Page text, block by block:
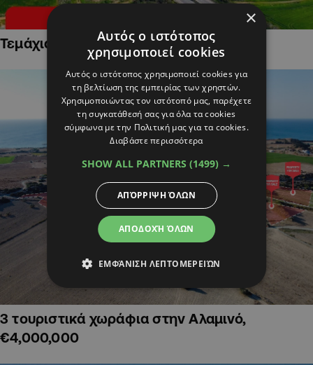
Τεμάχια Γης σε Οικιστικές Περιοχές
3 τουριστικά χωράφια στην Αλαμινό,
€4,000,000
×
Αυτός ο ιστότοπος
χρησιμοποιεί cookies
Αυτός ο ιστότοπος χρησιμοποιεί cookies για
τη βελτίωση της εμπειρίας των χρηστών.
Χρησιμοποιώντας τον ιστότοπό μας, παρέχετε
τη συγκατάθεσή σας για όλα τα cookies
σύμφωνα με την Πολιτική μας για τα cookies.
Διαβάστε περισσότερα
SHOW ALL PARTNERS (1499) →
ΑΠΟΔΟΧΉ ΌΛΩΝ
ΑΠΌΡΡΙΨΗ ΌΛΩΝ
ΕΜΦΆΝΙΣΗ ΛΕΠΤΟΜΕΡΕΙΏΝ